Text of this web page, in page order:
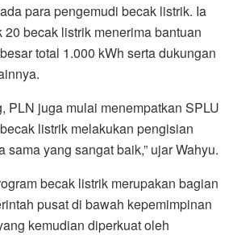
para pengemudi becak listrik. Ia
20 becak listrik menerima bantuan
total 1.000 kWh serta dukungan
PLN juga mulai menempatkan SPLU
listrik melakukan pengisian
sama yang sangat baik,” ujar Wahyu.
becak listrik merupakan bagian
pusat di bawah kepemimpinan
kemudian diperkuat oleh